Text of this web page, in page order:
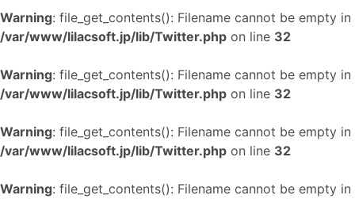
Warning: file_get_contents(): Filename cannot be empty in
/var/www/lilacsoft.jp/lib/Twitter.php on line 32
Warning: file_get_contents(): Filename cannot be empty in
/var/www/lilacsoft.jp/lib/Twitter.php on line 32
Warning: file_get_contents(): Filename cannot be empty in
/var/www/lilacsoft.jp/lib/Twitter.php on line 32
Warning: file_get_contents(): Filename cannot be empty in